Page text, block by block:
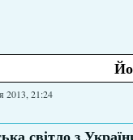
2013, 21:24